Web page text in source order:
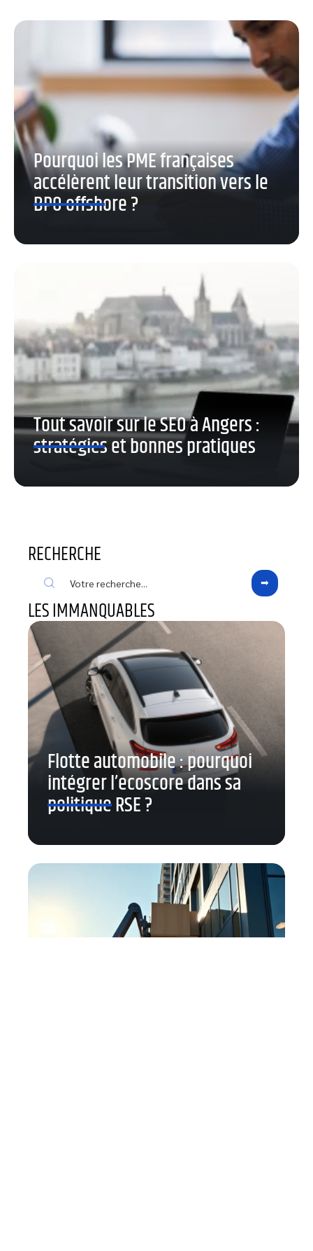
Pourquoi les PME françaises
accélèrent leur transition vers le
BPO offshore ?
Tout savoir sur le SEO à Angers :
stratégies et bonnes pratiques
RECHERCHE
LES IMMANQUABLES
Flotte automobile : pourquoi
intégrer l’ecoscore dans sa
politique RSE ?